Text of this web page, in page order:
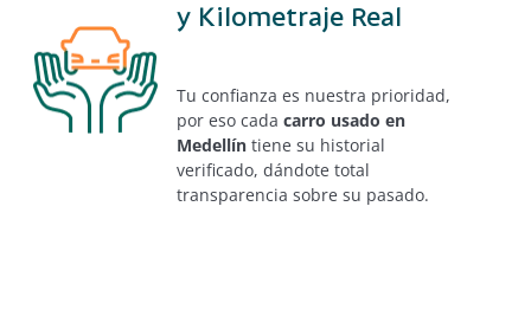
y Kilometraje Real
Tu confianza es nuestra prioridad,
por eso cada carro usado en
Medellín tiene su historial
verificado, dándote total
transparencia sobre su pasado.